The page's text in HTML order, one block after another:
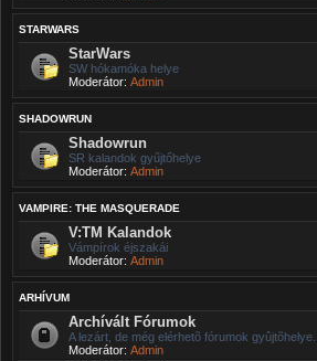
STARWARS
StarWars
SW hókamóka helye
Moderátor: Admin
SHADOWRUN
Shadowrun
SR kalandok gyűjtőhelye
Moderátor: Admin
VAMPIRE: THE MASQUERADE
V:TM Kalandok
Vámpírok éjszakái
Moderátor: Admin
ARHÍVUM
Archívált Fórumok
A lezárt, de még elérhetõ fórumok gyûjtõhelye...
Moderátor: Admin